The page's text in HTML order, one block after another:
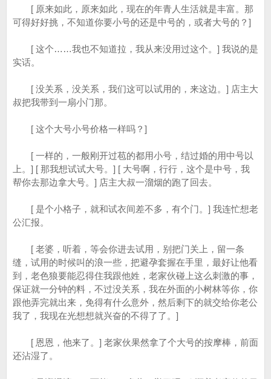
[ 原来如此，原来如此，现在的年青人生活就是丰富。那
可得好好挑，不知道你要小号的还是中号的，或者大号的？]
[ 这个……我也不知道拉，我从来没用过这个。] 我说的是
实话。
[ 没关系，没关系，我们这可以试用的，来这边。] 店主大
叔把我带到一扇小门那。
[ 这个大号小号价格一样吗？]
[ 一样的，一般刚开过苞的都用小号，结过婚的用中号以
上。] [ 那我想试试大号。] [ 大号啊，行行，这个是中号，我
帮你去那边拿大号。] 店主大叔一溜烟的跑了回去。
[ 是个小格子，就和试衣间差不多，有个门。] 我连忙想老
公汇报。
[ 老婆，听着，等会你进去试用，别把门关上，留一条
缝，试用的时候叫的浪一些，把避孕套握在手里，最好让他看
到，老色狼要能忍得住我跟他姓，老家伙碰上这么刺激的事，
保证就一分钟的料，不过没关系，我在外面的小树林等你，你
跟他弄完就出来，免得有什么意外，然后剩下的就交给你老公
我了，我现在光想想就兴奋的不得了了。]
[ 恩恩，他来了。] 老家伙果然拿了个大号的按摩棒，前面
还沾湿了。